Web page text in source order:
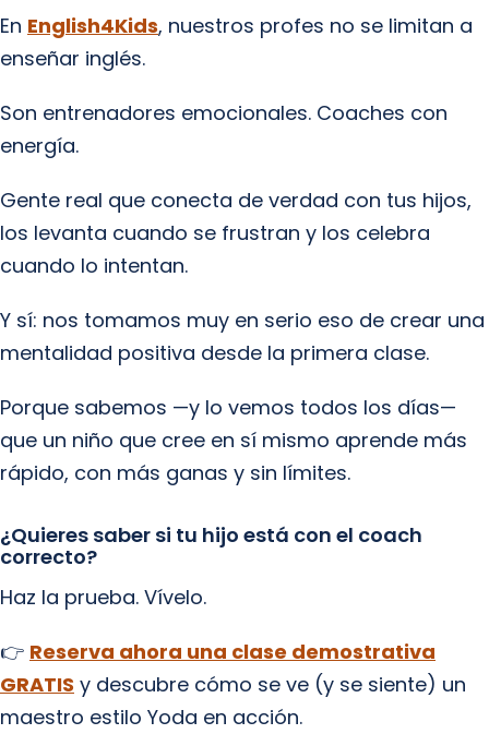
En English4Kids, nuestros profes no se limitan a
enseñar inglés.
Son entrenadores emocionales. Coaches con
energía.
Gente real que conecta de verdad con tus hijos,
los levanta cuando se frustran y los celebra
cuando lo intentan.
Y sí: nos tomamos muy en serio eso de crear una
mentalidad positiva desde la primera clase.
Porque sabemos —y lo vemos todos los días—
que un niño que cree en sí mismo aprende más
rápido, con más ganas y sin límites.
¿Quieres saber si tu hijo está con el coach
correcto?
Haz la prueba. Vívelo.
👉 Reserva ahora una clase demostrativa
GRATIS y descubre cómo se ve (y se siente) un
maestro estilo Yoda en acción.